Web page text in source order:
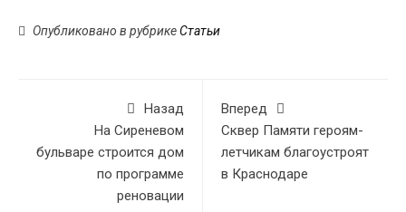
Опубликовано в рубрикеСтатьи
Назад
На Сиреневом
бульваре строится дом
по программе
реновации
Вперед
Сквер Памяти героям-
летчикам благоустроят
в Краснодаре